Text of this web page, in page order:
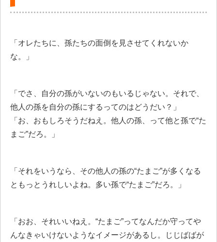
「オレたちに、孫たちの面倒を見させてくれないか
な。」
「でさ、自分の孫がいないのもいるじゃない。それで、
他人の孫を自分の孫にするってのはどうだい？」
「お、おもしろそうだねえ。他人の孫、って他と孫で“た
まご”だろ。」
「それをいうなら、その他人の孫の“たまご”が多くなる
ともっとうれしいよね。多い孫で“たまご”だろ。」
「おお、それいいねえ。“たまご”ってなんだか守ってや
んなきゃいけないようなイメージがあるし。じじばばが